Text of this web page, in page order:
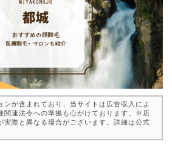
が含まれており、当サイトは広告収入によ
関連法令への準拠も心がけております。※店
実際と異なる場合がございます。詳細は公式